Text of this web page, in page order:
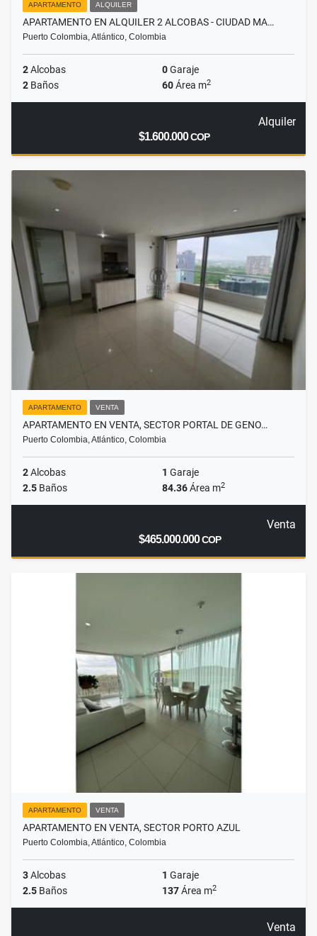
APARTAMENTO ALQUILER
APARTAMENTO EN ALQUILER 2 ALCOBAS - CIUDAD MA…
Puerto Colombia, Atlántico, Colombia
2Alcobas 0Garaje
2 Baños 60Área m2
Alquiler
$1.600.000COP
APARTAMENTO VENTA
APARTAMENTO EN VENTA, SECTOR PORTAL DE GENO…
Puerto Colombia, Atlántico, Colombia
2Alcobas 1 Garaje
2.5 Baños 84.36Área m2
Venta
$465.000.000COP
APARTAMENTO VENTA
APARTAMENTO EN VENTA, SECTOR PORTO AZUL
Puerto Colombia, Atlántico, Colombia
3Alcobas 1 Garaje
2.5 Baños 137Área m2
Venta